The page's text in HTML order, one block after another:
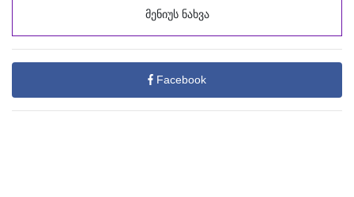
მენიუს ნახვა
Facebook